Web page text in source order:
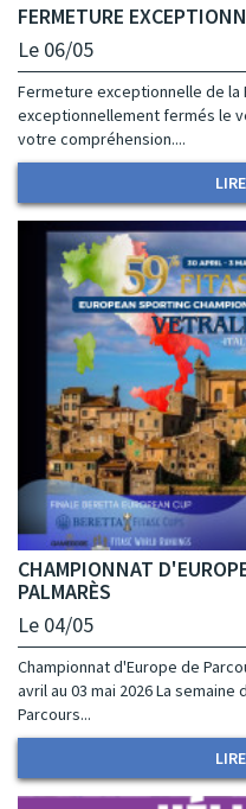
FERMETURE
Le 06/05
Fermeture exceptionnelle de la
exceptionnellement fermés le
votre compréhension....
CHAMPIONNAT
PALMARÈS
Le 04/05
Championnat d'Europe de
avril au 03 mai 2026 La
Parcours...